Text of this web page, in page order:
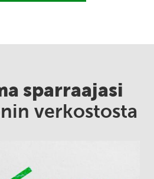
sparraajasi
verkostosta